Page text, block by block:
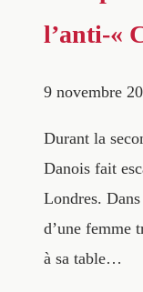
l’anti-«
9 novembre
Durant la
Danois fait
Londres.
d’une femme
à sa table…